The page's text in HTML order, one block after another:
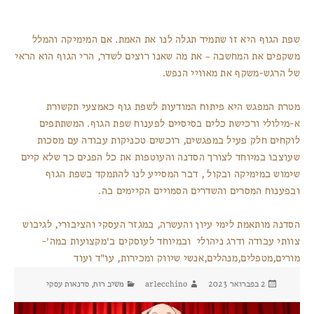
שפת הגוף היא זו שתמיד תגלה לנו את האמת. אם המימיקה והמלל
משקפים את המחשבה – את מה שאנו רוצים לשדר, הרי הגוף הוא הראי
של הרגש-משקף את מאוויי הנפש.
מטרת המפגש היא פיתוח המודעות לשפת גוף כאמצעי תקשורת
א-מילולי ורכישת כלים בסיסיים לפענוח שפת הגוף. המשתתפים
לוקחים חלק פעיל במפגשים, רוכשים טכניקות עבודה עם מסכות
שעוצבו במיוחד לצורך הסדנה והעוטפות את כל הפנים כך שלא קיים
שימוש במימיקה ובקול , דבר המסייע לנו להתמקד בשפת הגוף
ובפענוח המסרים והשדרים הסמויים הקיימים בה.
הסדנה מותאמת לימי עיון והעשרה, במגזר העסקי והציבורי, לגיבוש
צוותי עבודה ודרג ניהולי ובמיוחד לעוסקים ב'מקצועות במה'-
מורים,מטפלים,מנהלים,אנשי שיווק ומכירות, עו"ד ועוד
פורסם
2 בפברואר 2023 מחבר
arlecchino קטגוריות
משיב רוח,סדנאות עסקי